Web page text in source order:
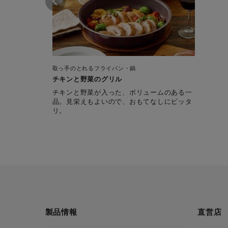
取っ手のとれるフライパン・鍋
チキンと野菜のグリル
チキンと野菜が入った、ボリュームのある一
品。見栄えもよいので、おもてなしにピッタ
リ。
製品情報 直営店